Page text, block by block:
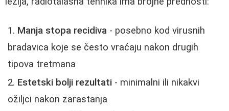
Manja stopa recidiva - posebno kod virusnih
bradavica koje se često vraćaju nakon drugih
tipova tretmana
Estetski bolji rezultati - minimalni ili nikakvi
ožiljci nakon zarastanja